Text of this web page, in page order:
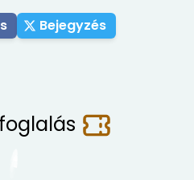
Bejegyzés